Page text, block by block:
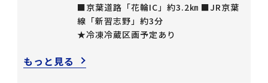
■京葉道路「花輪IC」約3.2㎞ ■JR京葉
線「新習志野」約3分
★冷凍冷蔵区画予定あり
もっと見る